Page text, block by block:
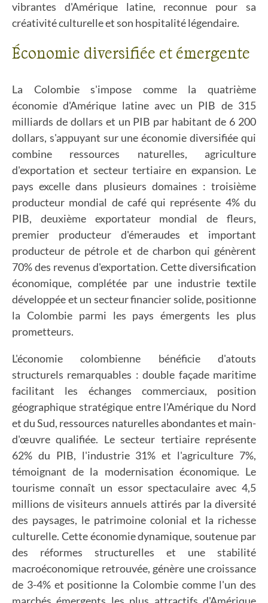
vibrantes d'Amérique latine, reconnue pour sa
créativité culturelle et son hospitalité légendaire.
Économie diversifiée et émergente
La Colombie s'impose comme la quatrième
économie d'Amérique latine avec un PIB de 315
milliards de dollars et un PIB par habitant de 6 200
dollars, s'appuyant sur une économie diversifiée qui
combine ressources naturelles, agriculture
d'exportation et secteur tertiaire en expansion. Le
pays excelle dans plusieurs domaines : troisième
producteur mondial de café qui représente 4% du
PIB, deuxième exportateur mondial de fleurs,
premier producteur d'émeraudes et important
producteur de pétrole et de charbon qui génèrent
70% des revenus d'exportation. Cette diversification
économique, complétée par une industrie textile
développée et un secteur financier solide, positionne
la Colombie parmi les pays émergents les plus
prometteurs.
L'économie colombienne bénéficie d'atouts
structurels remarquables : double façade maritime
facilitant les échanges commerciaux, position
géographique stratégique entre l'Amérique du Nord
et du Sud, ressources naturelles abondantes et main-
d'œuvre qualifiée. Le secteur tertiaire représente
62% du PIB, l'industrie 31% et l'agriculture 7%,
témoignant de la modernisation économique. Le
tourisme connaît un essor spectaculaire avec 4,5
millions de visiteurs annuels attirés par la diversité
des paysages, le patrimoine colonial et la richesse
culturelle. Cette économie dynamique, soutenue par
des réformes structurelles et une stabilité
macroéconomique retrouvée, génère une croissance
de 3-4% et positionne la Colombie comme l'un des